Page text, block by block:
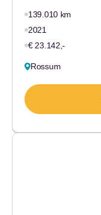
139.010 km
2021
€ 23.142,-
Rossum